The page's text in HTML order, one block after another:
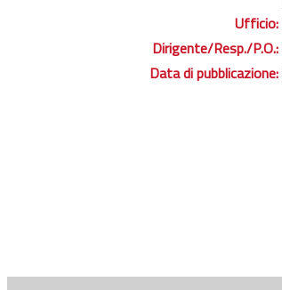
Ufficio:
Dirigente/Resp./P.O.:
Data di pubblicazione: